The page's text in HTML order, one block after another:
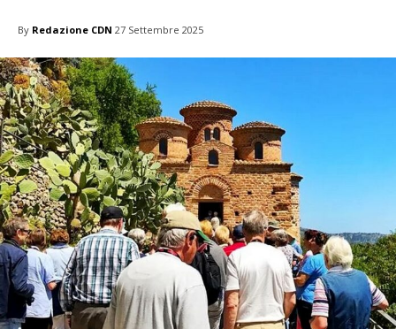
By Redazione CDN 27 Settembre 2025